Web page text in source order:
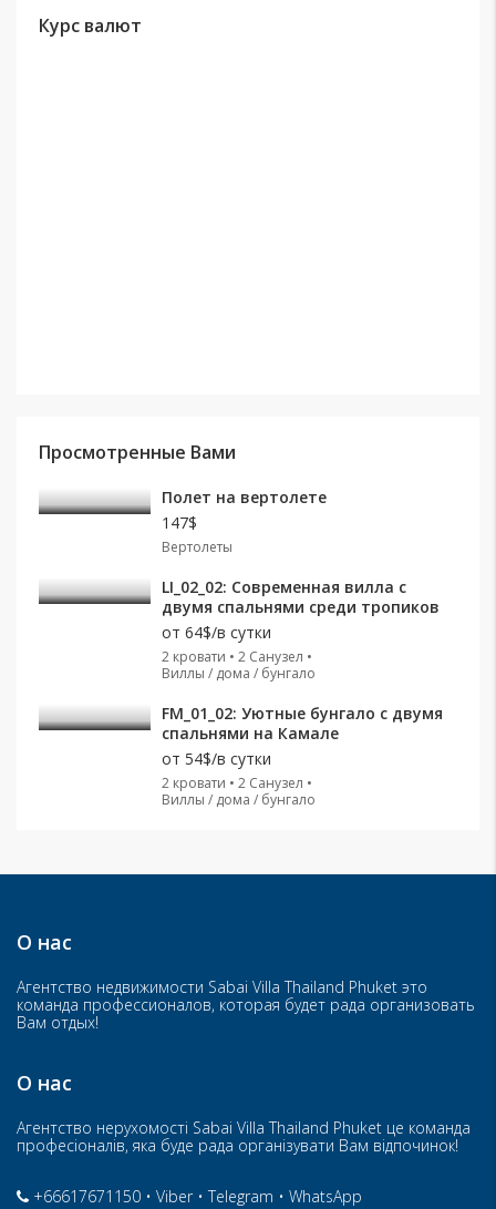
Курс валют
Просмотренные Вами
Полет на вертолете
147$
Вертолеты
LI_02_02: Современная вилла с
двумя спальнями среди тропиков
от 64$/в сутки
2 кровати • 2 Санузел •
Виллы / дома / бунгало
FM_01_02: Уютные бунгало с двумя
спальнями на Камале
от 54$/в сутки
2 кровати • 2 Санузел •
Виллы / дома / бунгало
О нас
Агентство недвижимости Sabai Villa Thailand Phuket это
команда профессионалов, которая будет рада организовать
Вам отдых!
О нас
Агентство нерухомості Sabai Villa Thailand Phuket це команда
професіоналів, яка буде рада організувати Вам відпочинок!
+66617671150 • Viber •Telegram • WhatsApp